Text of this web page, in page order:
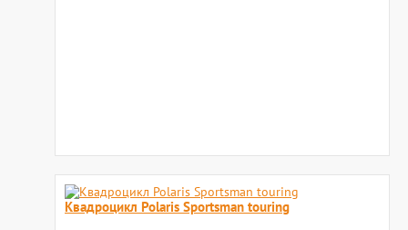
Квадроцикл Polaris Sportsman touring